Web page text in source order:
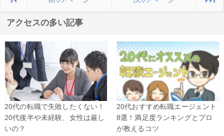
アクセスの多い記事
20代の転職で失敗したくない！
20代後半や未経験、女性は厳し
いの？
20代おすすめ転職エージェント
8選！満足度ランキングとプロ
が教えるコツ